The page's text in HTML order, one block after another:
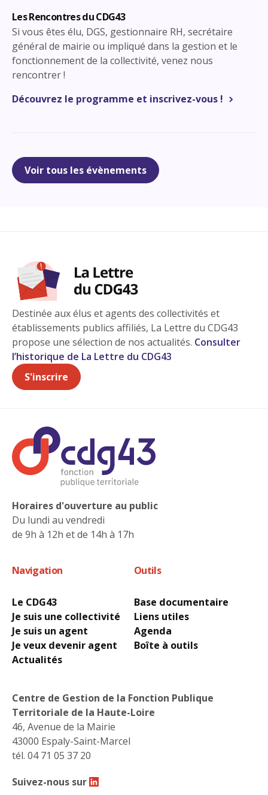
Les Rencontres du CDG43
Si vous êtes élu, DGS, gestionnaire RH, secrétaire
général de mairie ou impliqué dans la gestion et le
fonctionnement de la collectivité, venez nous
rencontrer !
Découvrez le programme et inscrivez-vous !
Voir tous les évènements
Destinée aux élus et agents des collectivités et
établissements publics affiliés, La Lettre du CDG43
propose une sélection de nos actualités. Consulter
l’historique de La Lettre du CDG43
S'inscrire
Horaires d'ouverture au public
Du lundi au vendredi
de 9h à 12h et de 14h à 17h
Navigation
Le CDG43
Je suis une collectivité
Je suis un agent
Je veux devenir agent
Actualités
Outils
Base documentaire
Liens utiles
Agenda
Boîte à outils
Centre de Gestion de la Fonction Publique
Territoriale de la Haute-Loire
46, Avenue de la Mairie
43000 Espaly-Saint-Marcel
tél. 04 71 05 37 20
Suivez-nous sur